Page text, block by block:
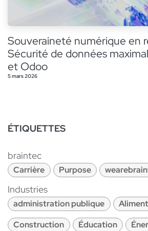
Souveraineté numérique en
Sécurité de données
et Odoo
5 mars 2026
ÉTIQUETTES
braintec
Carrière Purpose
Industries
administration publique
Construction
Éducation